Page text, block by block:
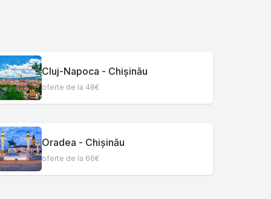
Cluj-Napoca - Chișinău
oferte de la 48€
Oradea - Chișinău
oferte de la 66€